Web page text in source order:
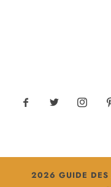
2026 GUIDE DES